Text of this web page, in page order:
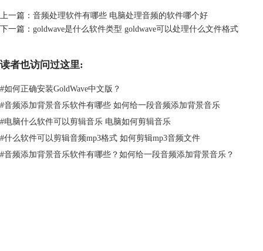
Goldwave是一款既专业又简单好用的的音频制作软件，不管是简单的音
频录制还是复杂的音频处理都可以用goldwave来实现，并且goldwave支持
几乎所有的音频格式，并且还可以用goldwave来提取音频文件。
Goldwave支持的操作系统：（64位）Windows7,8,8.1,10,11
刚刚介绍的几款音频制作软件当然也是可以进行音频合成的，下面就接着
上一篇： 音频处理软件有哪些 电脑处理音频的软件哪个好
下一篇： goldwave是什么软件类型 goldwave可以处理什么文件格式
读者也访问过这里:
#如何正确安装GoldWave中文版？
#音频添加背景音乐软件有哪些 如何给一段音频添加背景音乐
#电脑什么软件可以剪辑音乐 电脑如何剪辑音乐
#什么软件可以剪辑音频mp3格式 如何剪辑mp3音频文件
#音频添加背景音乐软件有哪些？如何给一段音频添加背景音乐？